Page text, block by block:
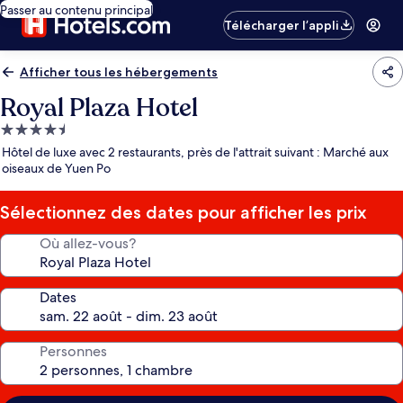
Passer au contenu principal
Télécharger l’appli
Afficher tous les hébergements
Royal Plaza Hotel
Hébergement
4.5 étoiles
Hôtel de luxe avec 2 restaurants, près de l'attrait suivant : Marché aux
oiseaux de Yuen Po
Sélectionnez des dates pour afficher les prix
Où allez-vous?
Dates
Personnes